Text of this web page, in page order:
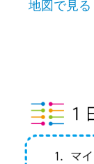
地図で見る